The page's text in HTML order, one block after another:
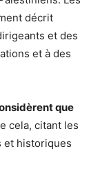
décrit
et des
et à des
que
cela, citant les
et historiques